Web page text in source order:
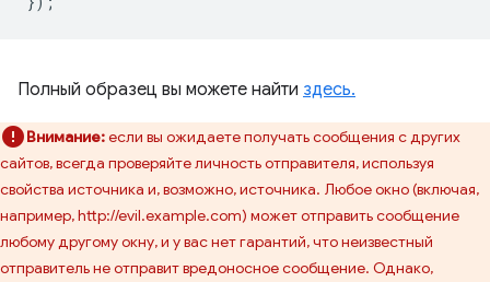
Полный образец вы можете найти здесь.
Внимание:если вы ожидаете получать сообщения с других
сайтов, всегда проверяйте личность отправителя, используя
свойства источника и, возможно, источника. Любое окно (включая,
например, http://evil.example.com) может отправить сообщение
любому другому окну, и у вас нет гарантий, что неизвестный
отправитель не отправит вредоносное сообщение. Однако,